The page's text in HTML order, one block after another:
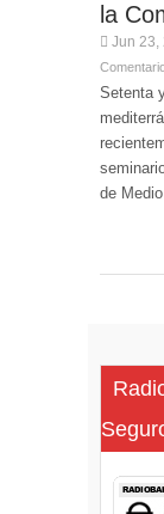
la
Jun 23,
Setenta
de